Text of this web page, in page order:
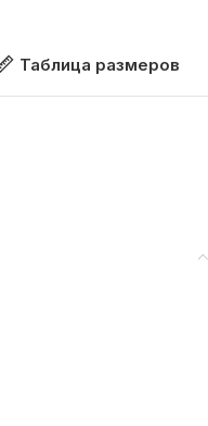
Таблица размеров